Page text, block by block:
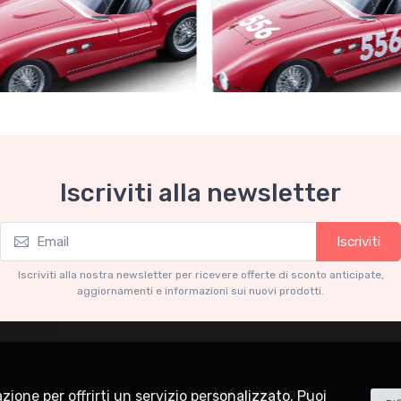
735S Autodromo Press
€239.90
Ferrari 735S - 166 MM
Miglia 1954 car #556 Driver:
Iscriviti alla newsletter
Iscriviti
Iscriviti alla nostra newsletter per ricevere offerte di sconto anticipate,
aggiornamenti e informazioni sui nuovi prodotti.
Informazioni
per offrirti un servizio personalizzato. Puoi